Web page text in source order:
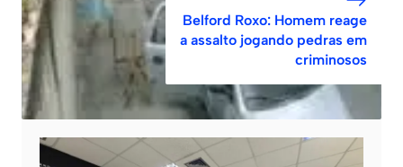
Belford Roxo: Homem reage
a assalto jogando pedras em
criminosos